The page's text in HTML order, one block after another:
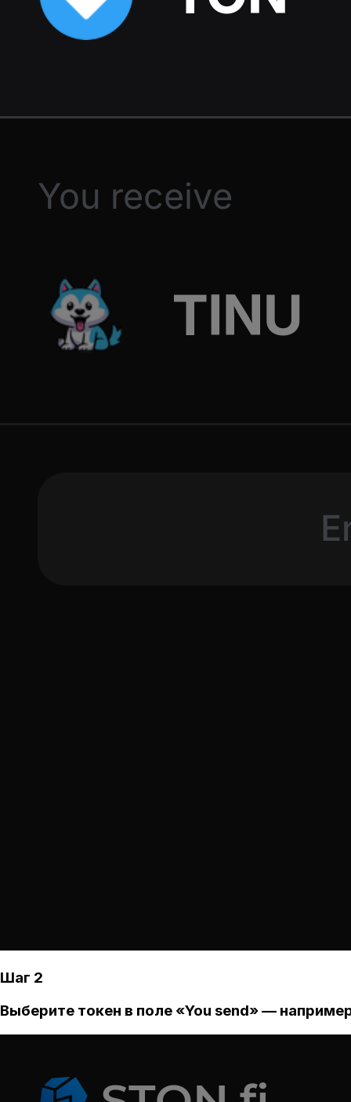
Шаг 2
Выберите токен в поле «You send» —